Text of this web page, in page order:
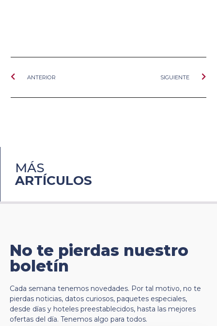
ANTERIOR SIGUIENTE
MÁS
ARTÍCULOS
No te pierdas nuestro
boletín
Cada semana tenemos novedades. Por tal motivo, no te
pierdas noticias, datos curiosos, paquetes especiales,
desde días y hoteles preestablecidos, hasta las mejores
ofertas del día. Tenemos algo para todos.